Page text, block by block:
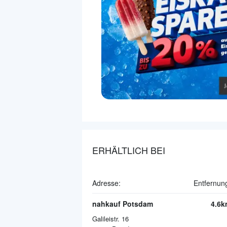
ERHÄLTLICH BEI
Adresse:
nahkauf Potsdam
Galileistr. 16